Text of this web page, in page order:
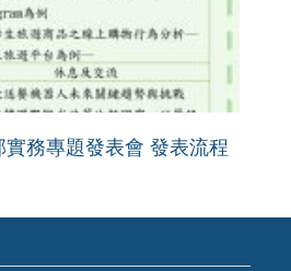
實務專題發表會 發表流程